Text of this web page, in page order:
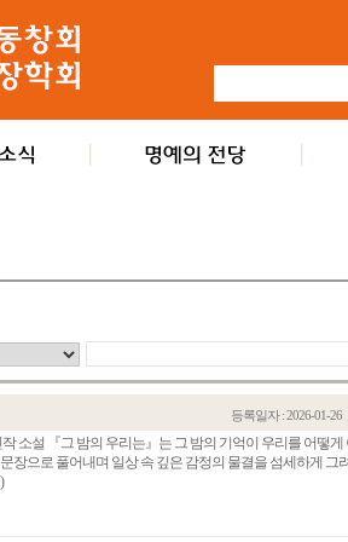
등록일자 : 2026-01-26
소설 『그 밤의 우리는』는 그 밤의 기억이 우리를 어떻게
장으로 풀어내며 일상 속 깊은 감정의 물결을 섬세하게 그